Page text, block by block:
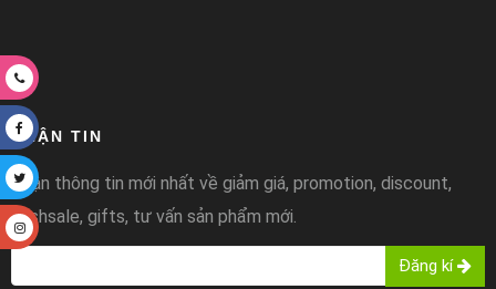
NHẬN TIN
Nhận thông tin mới nhất về giảm giá, promotion, discount,
flashsale, gifts, tư vấn sản phẩm mới.
Đăng kí